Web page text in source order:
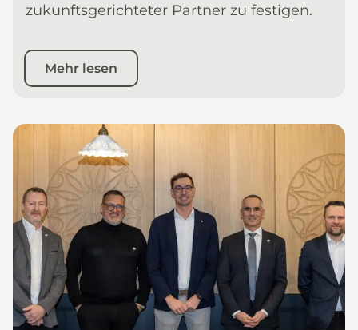
zukunftsgerichteter Partner zu festigen.
Mehr lesen